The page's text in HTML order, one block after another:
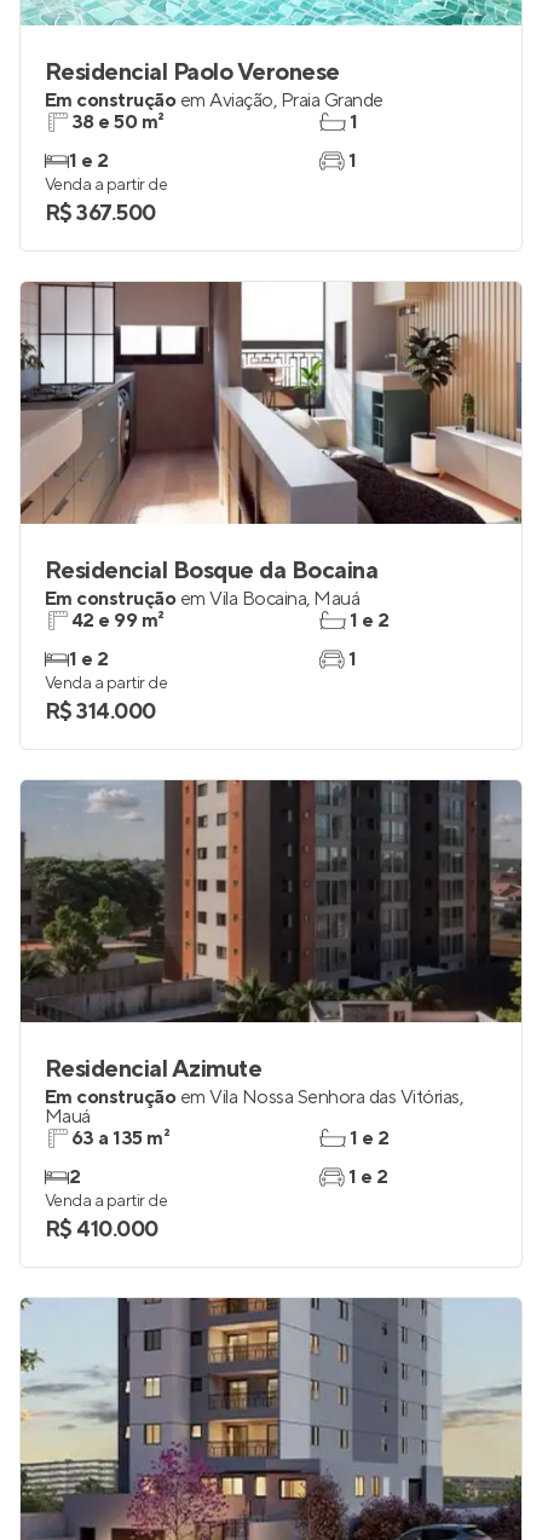
Residencial Paolo Veronese
Em construção em Aviação, Praia Grande
38 e 50 m²
1 e 2
1
1
Venda a partir de
R$ 367.500
Residencial Bosque da Bocaina
Em construção em Vila Bocaina, Mauá
42 e 99 m²
1 e 2
1 e 2
1
Venda a partir de
R$ 314.000
Residencial Azimute
Em construção em Vila Nossa Senhora das Vitórias,
Mauá
63 a 135 m²
2
1 e 2
1 e 2
Venda a partir de
R$ 410.000